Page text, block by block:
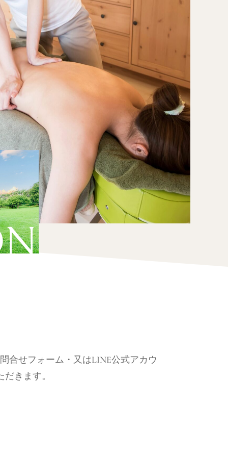
合せフォーム・又はLINE公式アカウ
きます。